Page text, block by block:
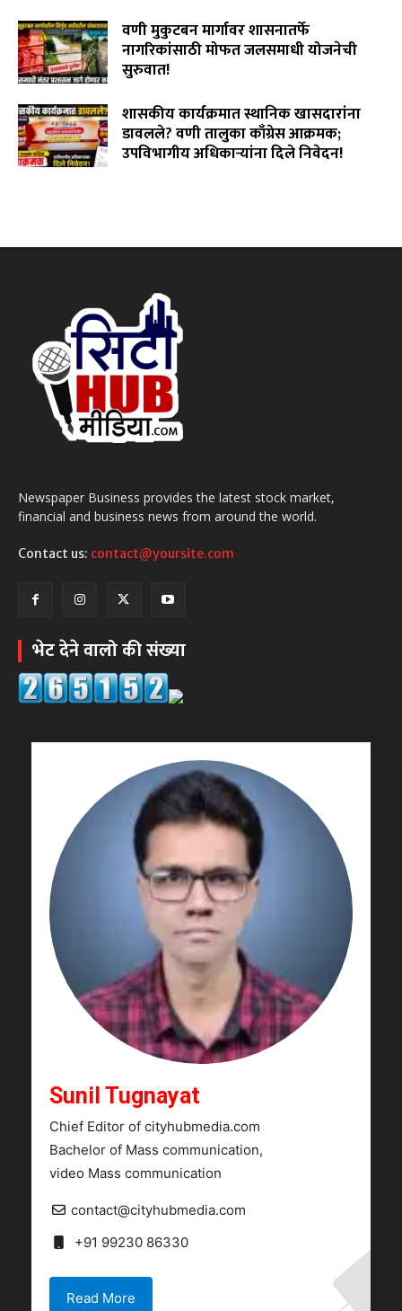
वणी मुकुटबन मार्गावर शासनातर्फे
नागरिकांसाठी मोफत जलसमाधी योजनेची
सुरुवात!
शासकीय कार्यक्रमात स्थानिक खासदारांना
डावलले? वणी तालुका काँग्रेस आक्रमक;
उपविभागीय अधिकाऱ्यांना दिले निवेदन!
Newspaper Business provides the latest stock market,
financial and business news from around the world.
Contact us: contact@yoursite.com
भेट देने वालो की संख्या
Sunil Tugnayat
Chief Editor of cityhubmedia.com
Bachelor of Mass communication,
video Mass communication
contact@cityhubmedia.com
+91 99230 86330
Read More